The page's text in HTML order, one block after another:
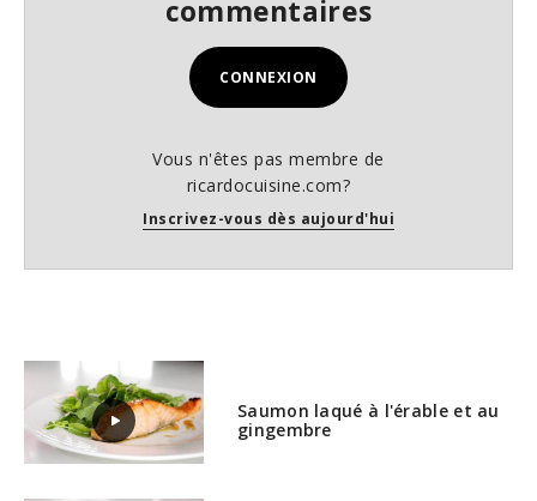
commentaires
CONNEXION
Vous n'êtes pas membre de
ricardocuisine.com?
Inscrivez-vous dès aujourd'hui
Saumon laqué à l'érable et au
gingembre